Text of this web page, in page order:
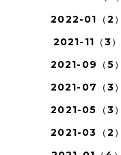
2022-01（2）
2021-11（3）
2021-09（5）
2021-07（3）
2021-05（3）
2021-03（2）